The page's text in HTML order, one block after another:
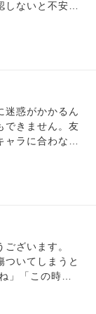
ういう質問を
ないか心配で
までもそうい
実はこの人も
イミングで
くないからで
てしまいそう
この気持ち
っています。
ないと不安が
使っていない
とか、何か汚
たか？と問い
いことをして
ります。 気に
でしょうか？
迷惑がかかるん
できません。友
ャラに合わな
したくありま
って思って余
分は孤独だ」
いことがあって
ません。気を
分がメジャリ
ざいます。
ついてしまうと
」「この時は
ら、その日の
を思い出し、